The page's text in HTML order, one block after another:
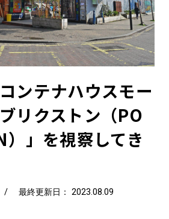
ンテナハウスモー
リクストン（PO
」を視察してき
/最終更新日： 2023.08.09